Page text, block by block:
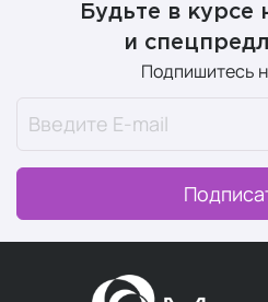
Будьте в курсе
и
Подпишитесь